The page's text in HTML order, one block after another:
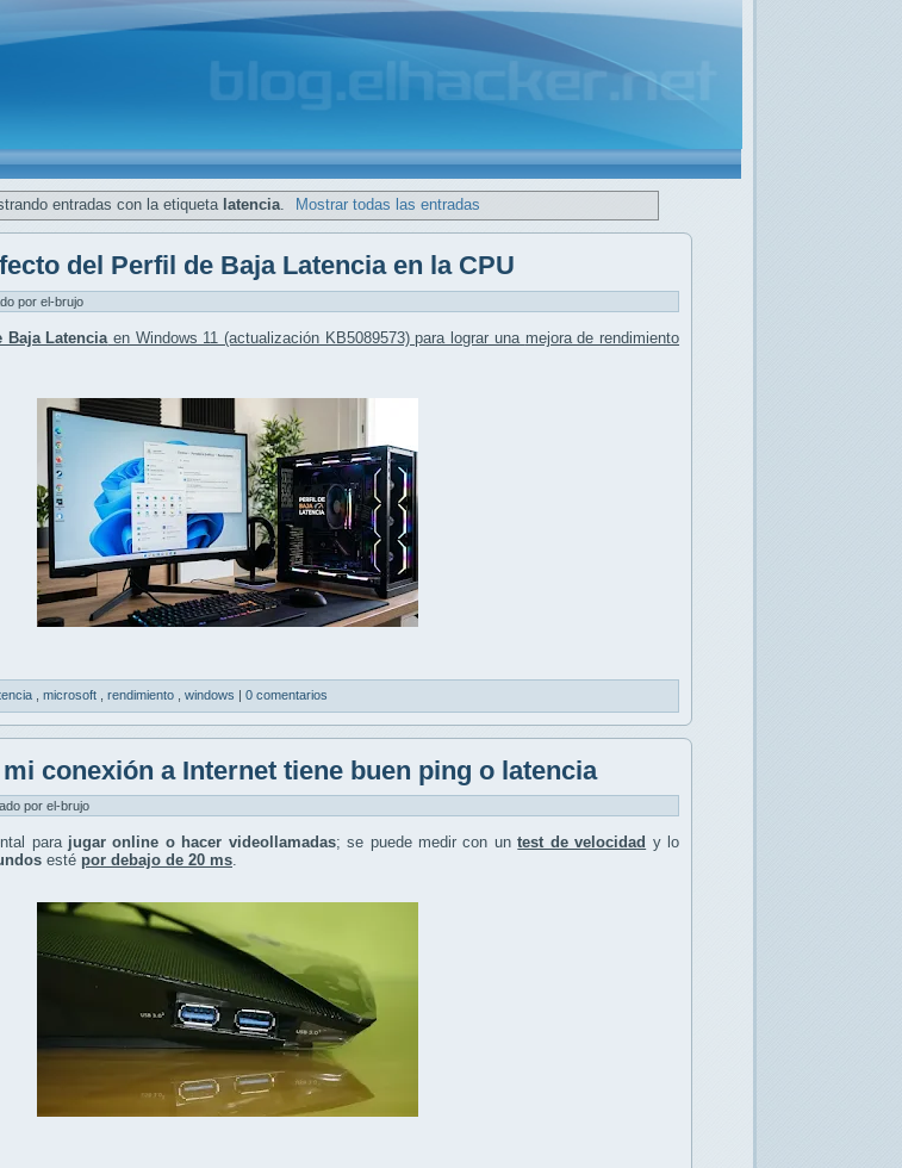
entradas con la etiqueta latencia. Mostrar todas las entradas
del Perfil de Baja Latencia en la CPU
por el-brujo
Baja Latencia en Windows 11 (actualización KB5089573) para lograr una mejora de rendimiento
microsoft rendimiento windows | 0 comentarios
conexión a Internet tiene buen ping o latencia
por el-brujo
para jugar online o hacer videollamadas; se puede medir con untest de velocidad y lo
esté por debajo de 20 ms.